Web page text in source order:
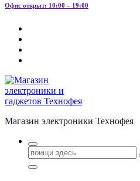
Офис открыт: 10:00 – 19:00
Магазин электроники Технофея
Поиск
для: